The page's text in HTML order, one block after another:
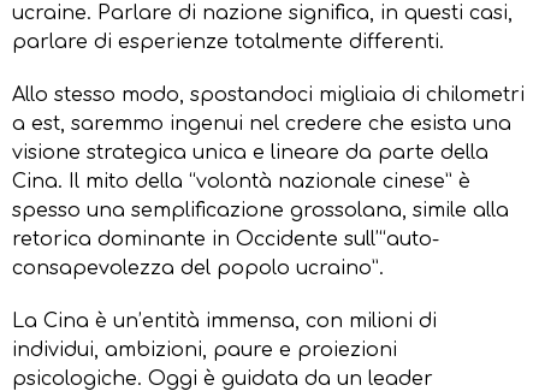
ucraine. Parlare di nazione significa, in questi casi,
parlare di esperienze totalmente differenti.
Allo stesso modo, spostandoci migliaia di chilometri
a est, saremmo ingenui nel credere che esista una
visione strategica unica e lineare da parte della
Cina. Il mito della “volontà nazionale cinese” è
spesso una semplificazione grossolana, simile alla
retorica dominante in Occidente sull’“auto-
consapevolezza del popolo ucraino”.
La Cina è un’entità immensa, con milioni di
individui, ambizioni, paure e proiezioni
psicologiche. Oggi è guidata da un leader